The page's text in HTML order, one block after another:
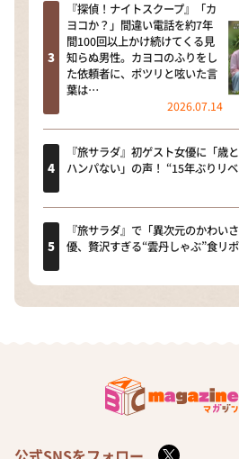
『探偵！ナイトスクープ』「カ
ヨコか？」間違い電話を約7年
間100回以上かけ続けてくる見
知らぬ男性。カヨコのふりをし
た依頼者に、ポツリと呟いた言
葉は…
2026.07.14
『旅サラダ』初ゲスト女優に「歳
ハンパない」の声！ “15年ぶりリ
『旅サラダ』で「異次元のかわい
優、贅沢すぎる“雲丹しゃぶ”食リ